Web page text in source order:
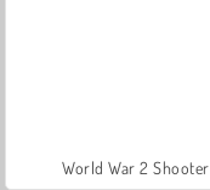
World War 2 Shooter